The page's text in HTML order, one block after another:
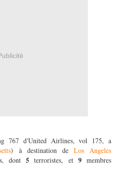
767 d'United Airlines, vol 175, a
) à destination de Los Angeles
dont 5 terroristes, et 9 membres